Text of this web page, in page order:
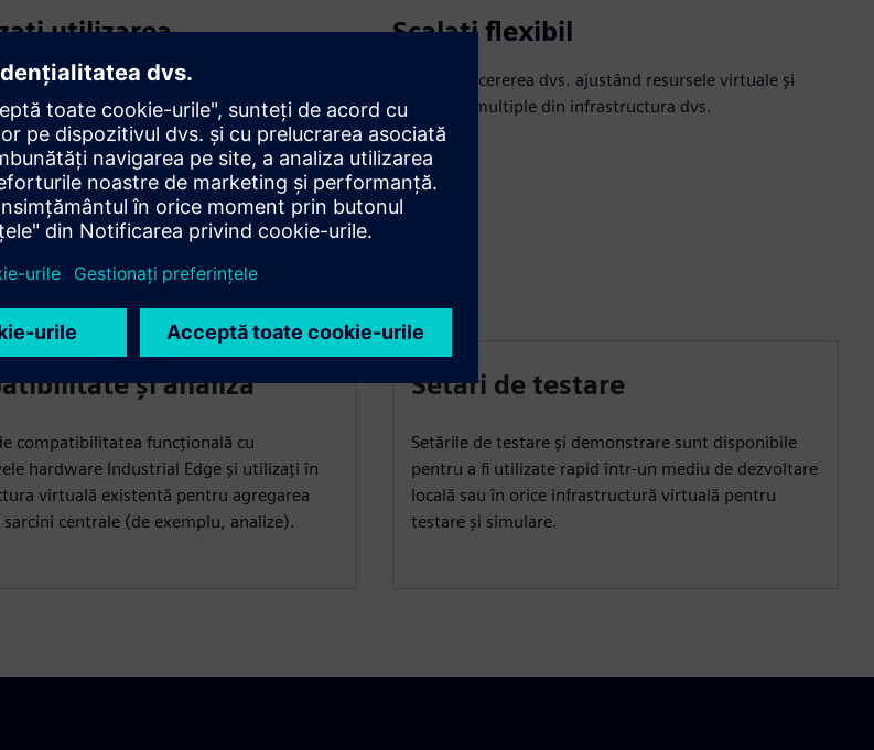
utilizarea
optimă a infrastructurii IT existente și a
IT (de exemplu, backup, setări HA) pentru
OT.
Scalați flexibil
Creșteți cu cererea dvs. ajustând resursele virtuale și
instanțele multiple din infrastructura dvs.
și analiză
compatibilitatea funcțională cu
hardware Industrial Edge și utilizați în
virtuală existentă pentru agregarea
centrale (de exemplu, analize).
Setări de testare
Setările de testare și demonstrare sunt disponibile
pentru a fi utilizate rapid într-un mediu de dezvoltare
locală sau în orice infrastructură virtuală pentru
testare și simulare.